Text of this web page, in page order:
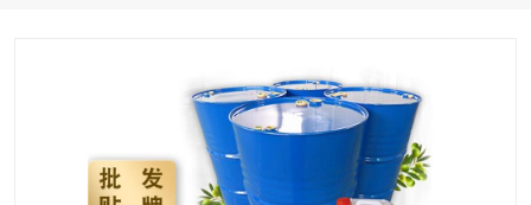
精炼橄榄油